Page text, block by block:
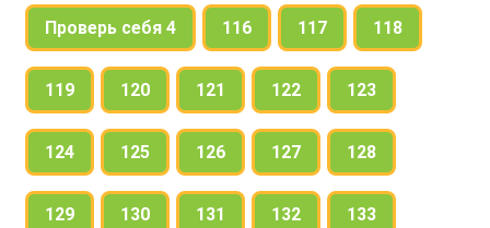
Проверь себя 4 116 117 118
119 120 121 122 123
124 125 126 127 128
129 130 131 132 133